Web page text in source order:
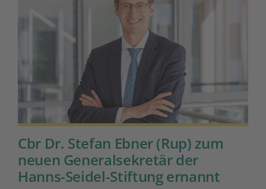
Cbr Dr. Stefan Ebner (Rup) zum
neuen Generalsekretär der
Hanns-Seidel-Stiftung ernannt